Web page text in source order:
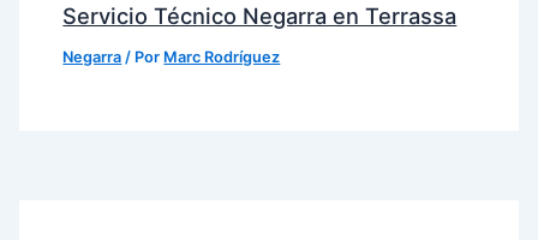
Servicio Técnico Negarra en Terrassa
Negarra / Por Marc Rodríguez